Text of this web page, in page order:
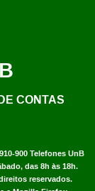
900 Telefones UnB
das 8h às 18h.
reservados.
CONTAS